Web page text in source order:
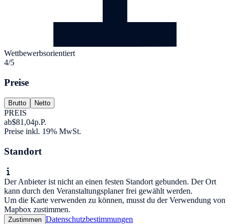
Wettbewerbsorientiert
4/5
Preise
Brutto Netto
PREIS
ab$81,04p.P.
Preise inkl. 19% MwSt.
Standort
Der Anbieter ist nicht an einen festen Standort gebunden. Der Ort
kann durch den Veranstaltungsplaner frei gewählt werden.
Um die Karte verwenden zu können, musst du der Verwendung von
Mapbox zustimmen.
Zustimmen Datenschutzbestimmungen